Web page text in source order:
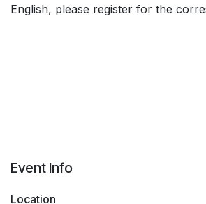
English, please register for the
Event Info
Location